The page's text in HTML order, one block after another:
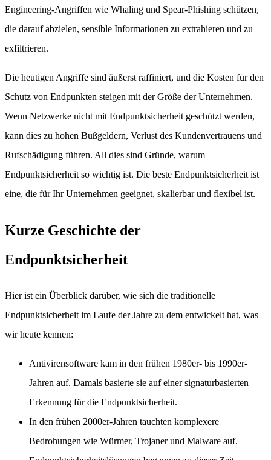
Engineering-Angriffen wie Whaling und Spear-Phishing schützen,
die darauf abzielen, sensible Informationen zu extrahieren und zu
exfiltrieren.
Die heutigen Angriffe sind äußerst raffiniert, und die Kosten für den
Schutz von Endpunkten steigen mit der Größe der Unternehmen.
Wenn Netzwerke nicht mit Endpunktsicherheit geschützt werden,
kann dies zu hohen Bußgeldern, Verlust des Kundenvertrauens und
Rufschädigung führen. All dies sind Gründe, warum
Endpunktsicherheit so wichtig ist. Die beste Endpunktsicherheit ist
eine, die für Ihr Unternehmen geeignet, skalierbar und flexibel ist.
Kurze Geschichte der
Endpunktsicherheit
Hier ist ein Überblick darüber, wie sich die traditionelle
Endpunktsicherheit im Laufe der Jahre zu dem entwickelt hat, was
wir heute kennen:
Antivirensoftware kam in den frühen 1980er- bis 1990er-
Jahren auf. Damals basierte sie auf einer signaturbasierten
Erkennung für die Endpunktsicherheit.
In den frühen 2000er-Jahren tauchten komplexere
Bedrohungen wie Würmer, Trojaner und Malware auf.